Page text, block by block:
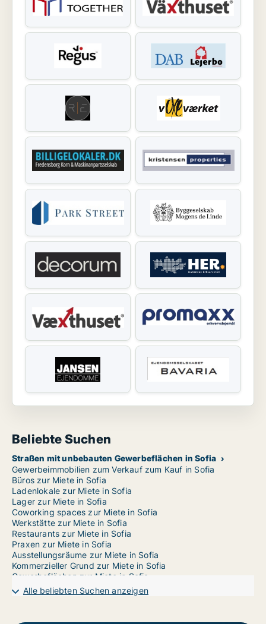
Beliebte Suchen
Straßen mit unbebauten Gewerbeflächen in Sofia
Gewerbeimmobilien zum Verkauf zum Kauf in Sofia
Büros zur Miete in Sofia
Ladenlokale zur Miete in Sofia
Lager zur Miete in Sofia
Coworking spaces zur Miete in Sofia
Werkstätte zur Miete in Sofia
Restaurants zur Miete in Sofia
Praxen zur Miete in Sofia
Ausstellungsräume zur Miete in Sofia
Kommerzieller Grund zur Miete in Sofia
Gewerbeflächen zur Miete in Sofia
Garages zur Miete in Sofia
Gewerbeimmobilien zur Miete in Sofia Ilinden
Alle beliebten Suchen anzeigen